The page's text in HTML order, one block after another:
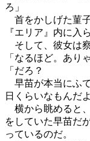
ろ」
首をかしげた菫
『エリア』内に入
そして、彼女は察
「なるほど。あり
「だろ？
早苗が本当にふ
日くらいなもんだよ
横から眺めると
をしていた早苗だ
っているのだ。